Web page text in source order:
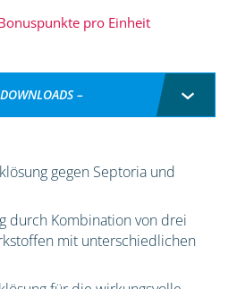
pro Einheit
–
gegen Septoria und
durch Kombination von drei
mit unterschiedlichen